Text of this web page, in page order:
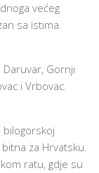
većeg
sa istima.
Daruvar, Gornji
i Vrbovac.
bilogorskoj
za Hrvatsku.
ratu, gdje su